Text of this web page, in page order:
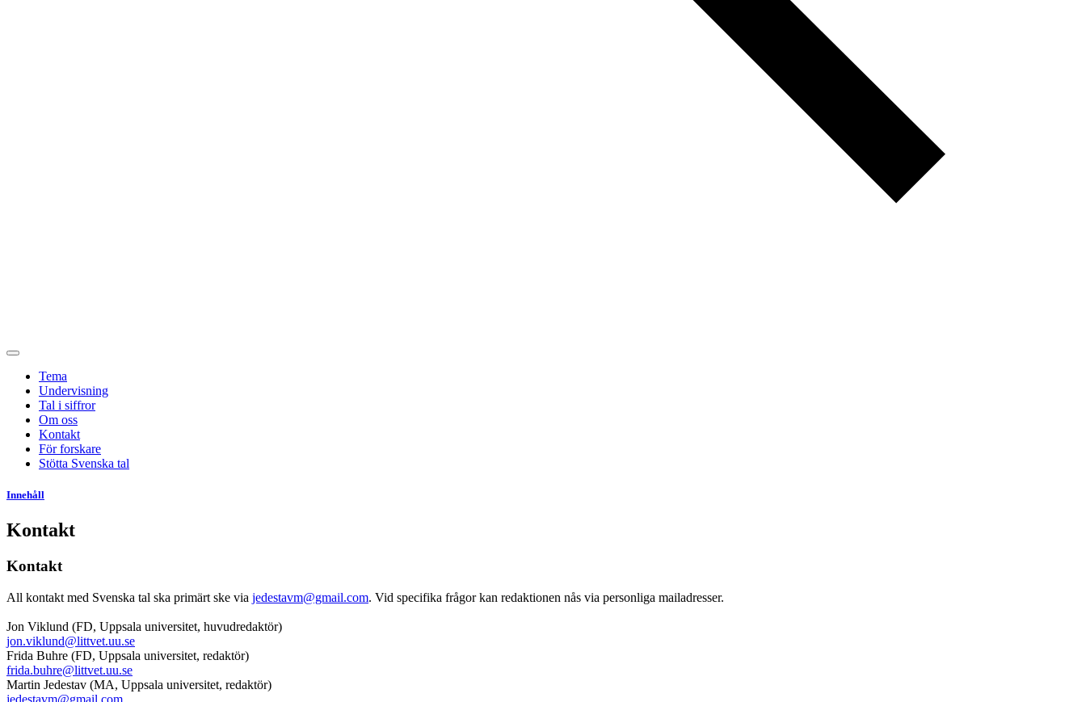
Tema
Undervisning
Tal i siffror
Om oss
Kontakt
För forskare
Stötta Svenska tal
Innehåll
Kontakt
Kontakt
All kontakt med Svenska tal ska primärt ske via jedestavm@gmail.com. Vid specifika frågor kan redaktionen nås via personliga mailadresser.
Jon Viklund (FD, Uppsala universitet, huvudredaktör)
jon.viklund@littvet.uu.se
Frida Buhre (FD, Uppsala universitet, redaktör)
frida.buhre@littvet.uu.se
Martin Jedestav (MA, Uppsala universitet, redaktör)
jedestavm@gmail.com